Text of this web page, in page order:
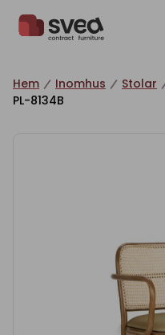
Hem Inomhus Stolar
PL-8134B